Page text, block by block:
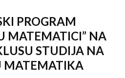
PROGRAM
MATEMATICI” NA
STUDIJA NA
MATEMATIKA